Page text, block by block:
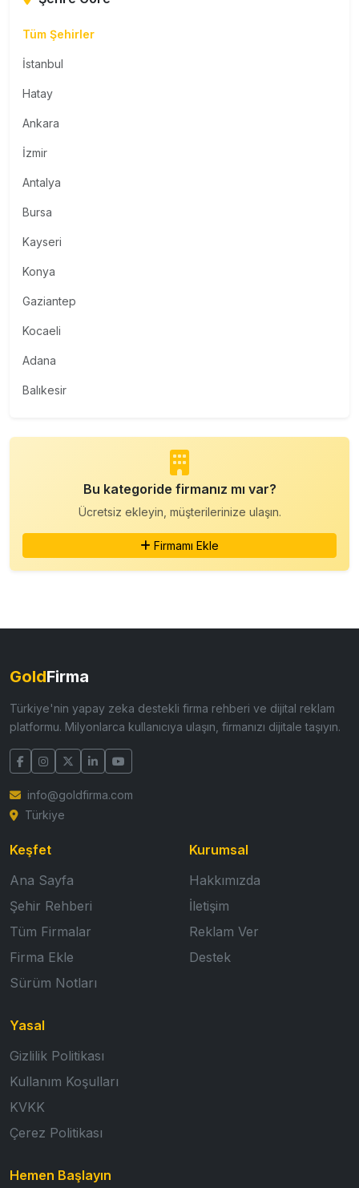
Tüm Şehirler
İstanbul
Hatay
Ankara
İzmir
Antalya
Bursa
Kayseri
Konya
Gaziantep
Kocaeli
Adana
Balıkesir
Bu kategoride firmanız mı var?
Ücretsiz ekleyin, müşterilerinize ulaşın.
Firmamı Ekle
GoldFirma
Türkiye'nin yapay zeka destekli firma rehberi ve dijital reklam
platformu. Milyonlarca kullanıcıya ulaşın, firmanızı dijitale taşıyın.
info@goldfirma.com
Türkiye
Keşfet
Ana Sayfa
Şehir Rehberi
Tüm Firmalar
Firma Ekle
Sürüm Notları
Kurumsal
Hakkımızda
İletişim
Reklam Ver
Destek
Yasal
Gizlilik Politikası
Kullanım Koşulları
KVKK
Çerez Politikası
Hemen Başlayın